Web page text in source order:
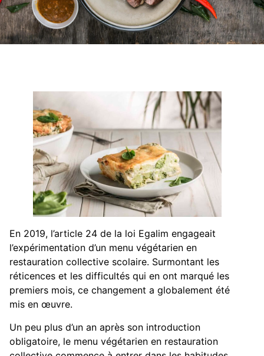
En 2019, l’article 24 de la loi Egalim engageait
l’expérimentation d’un menu végétarien en
restauration collective scolaire. Surmontant les
réticences et les difficultés qui en ont marqué les
premiers mois, ce changement a globalement été
mis en œuvre.
Un peu plus d’un an après son introduction
obligatoire, le menu végétarien en restauration